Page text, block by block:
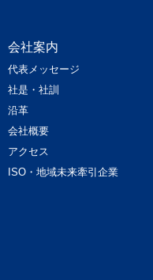
会社案内
代表メッセージ
社是・社訓
沿革
会社概要
アクセス
ISO・地域未来牽引企業